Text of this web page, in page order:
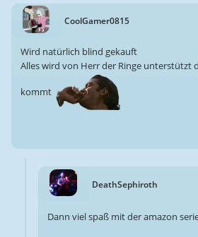
CoolGamer0815
Wird natürlich blind gekauft
Alles wird von Herr der Ringe unterstützt
kommt
DeathSephiroth
Dann viel spaß mit der amazon